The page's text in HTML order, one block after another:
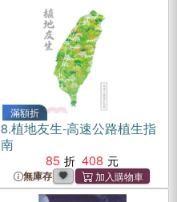
滿額折
8.植地友生-高速公路植生指
南
85
408
無庫存